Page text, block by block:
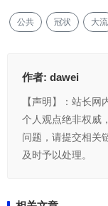
公共 冠状 大流
作者: dawei
【声明】：站长
个人观点绝非权威
问题，请提交相关
及时予以处理。